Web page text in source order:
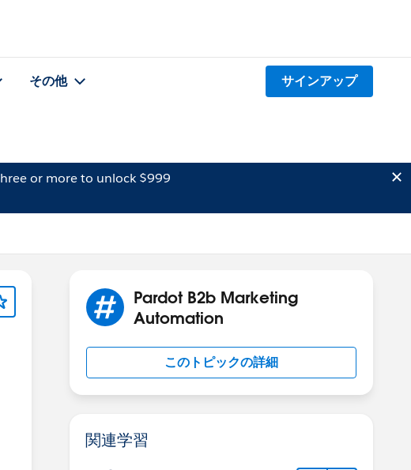
その他 サインアップ
or more to unlock $999
Pardot B2b Marketing
Automation
このトピックの詳細
関連学習